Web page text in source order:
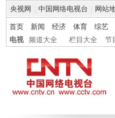
央视网 中国网络电视台 网站
首页 新闻 经济 体育 综艺
电视
频道大全 栏目大全 节